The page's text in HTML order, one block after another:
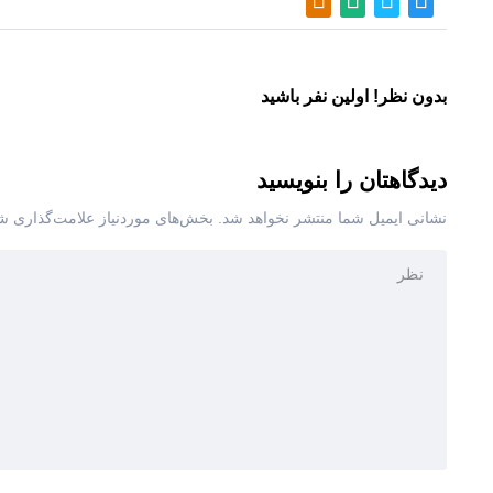
بدون نظر! اولین نفر باشید
دیدگاهتان را بنویسید
نشانی ایمیل شما منتشر نخواهد شد. بخش‌های موردنیاز علامت‌گذاری